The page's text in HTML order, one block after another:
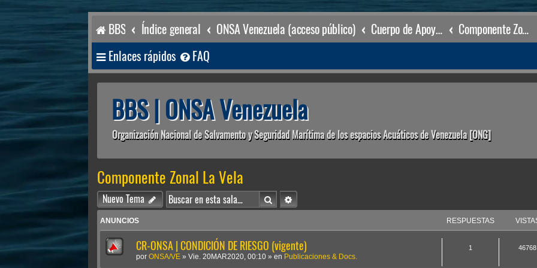
BBS Índice general ONSA Venezuela (acceso público) Cuerpo de Apoyo & Salvamento Marítimo (órgano operacional) Componente Zonal La Vela
Enlaces rápidos FAQ
BBS | ONSA Venezuela
Organización Nacional de Salvamento y Seguridad Marítima de los espacios Acuáticos de Venezuela [ONG]
Componente Zonal La Vela
Nuevo Tema BuscarBúsqueda avanzada
ANUNCIOS RESPUESTAS
CR-ONSA | CONDICIÓN DE RIESGO (vigente)
por ONSA/VE » Vie. 20MAR2020, 00:10 » en Publicaciones & Docs.
1 46768